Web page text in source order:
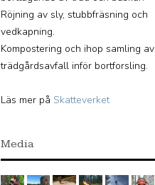
Röjning av sly, stubbfräsning och
vedkapning.
Kompostering och ihop samling av
trädgårdsavfall inför bortforsling.
Läs mer på Skatteverket
Media